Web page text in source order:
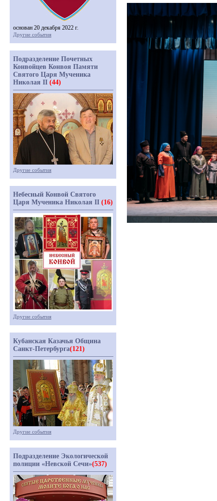
основан 20 декабря 2022 г.
Другие события
Подразделение Почетных
Конвойцев Конвоя Памяти
Святого Царя Мученика
Николая II (44)
Другие события
Небесный Конвой Святого
Царя Мученика Николая II (16)
Другие события
Кубанская Казачья Община
Санкт-Петербурга(121)
Другие события
Подразделение Экологической
полиции «Невской Сечи»(537)